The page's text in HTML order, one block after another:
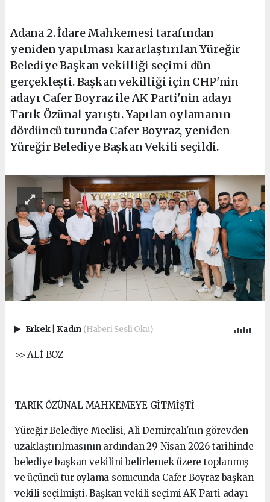
Adana 2. İdare Mahkemesi tarafından
yeniden yapılması kararlaştırılan Yüreğir
Belediye Başkan vekilliği seçimi dün
gerçekleşti. Başkan vekilliği için CHP'nin
adayı Cafer Boyraz ile AK Parti'nin adayı
Tarık Özünal yarıştı. Yapılan oylamanın
dördüncü turunda Cafer Boyraz, yeniden
Yüreğir Belediye Başkan Vekili seçildi.
Erkek Kadın (Haberi Sesli Oku)
>> ALİ BOZ
TARIK ÖZÜNAL MAHKEMEYE GİTMİŞTİ
Yüreğir Belediye Meclisi, Ali Demirçalı'nın görevden
uzaklaştırılmasının ardından 29 Nisan 2026 tarihinde
belediye başkan vekilini belirlemek üzere toplanmış
ve üçüncü tur oylama sonucunda Cafer Boyraz başkan
vekili seçilmişti. Başkan vekili seçimi AK Parti adayı